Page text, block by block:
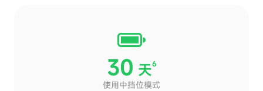
30 天6
使用中挡位模式